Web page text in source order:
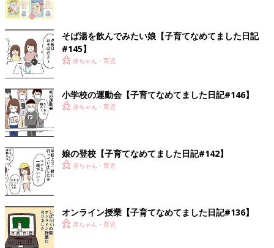
そば湯を飲んでみたい娘【子育てなめてました日記
#145】
赤ちゃん・育児
小学校の運動会【子育てなめてました日記#146】
赤ちゃん・育児
娘の登校【子育てなめてました日記#142】
赤ちゃん・育児
オンライン授業【子育てなめてました日記#136】
赤ちゃん・育児